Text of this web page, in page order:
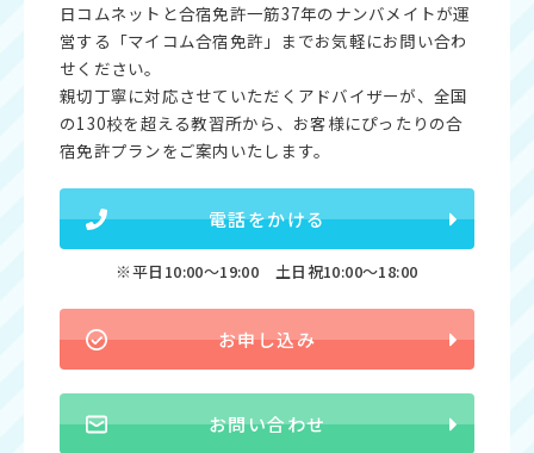
日コムネットと合宿免許一筋37年のナンバメイトが運
営する「マイコム合宿免許」までお気軽にお問い合わ
せください。
親切丁寧に対応させていただくアドバイザーが、全国
の130校を超える教習所から、お客様にぴったりの合
宿免許プランをご案内いたします。
電話をかける
※平日10:00〜19:00 土日祝10:00〜18:00
お申し込み
お問い合わせ